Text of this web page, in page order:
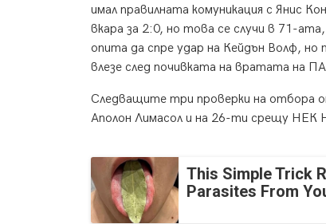
имал правилната комуникация с Янис
вкара за 2:0, но това се случи в 71-
опита да спре удар на Кейдън Волф,
влезе след почивката на вратата на
Следващите три проверки на отбора
Аполон Лимасол и на 26-ти срещу НЕК
This Simple Trick
Parasites From